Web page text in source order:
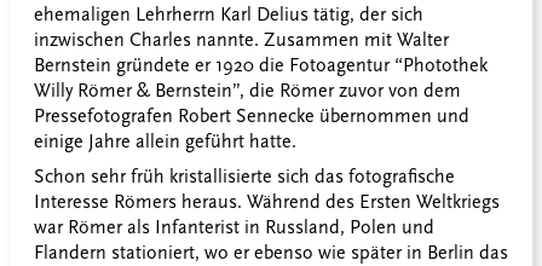
ehemaligen Lehrherrn Karl Delius tätig, der sich
inzwischen Charles nannte. Zusammen mit Walter
Bernstein gründete er 1920 die Fotoagentur “Photothek
Willy Römer & Bernstein”, die Römer zuvor von dem
Pressefotografen Robert Sennecke übernommen und
einige Jahre allein geführt hatte.
Schon sehr früh kristallisierte sich das fotografische
Interesse Römers heraus. Während des Ersten Weltkriegs
war Römer als Infanterist in Russland, Polen und
Flandern stationiert, wo er ebenso wie später in Berlin das